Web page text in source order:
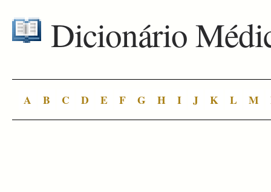
Dicionário
A B C D E F G H I J K L M